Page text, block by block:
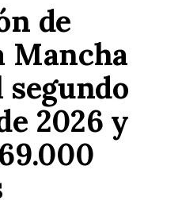
de
Mancha
segundo
2026 y